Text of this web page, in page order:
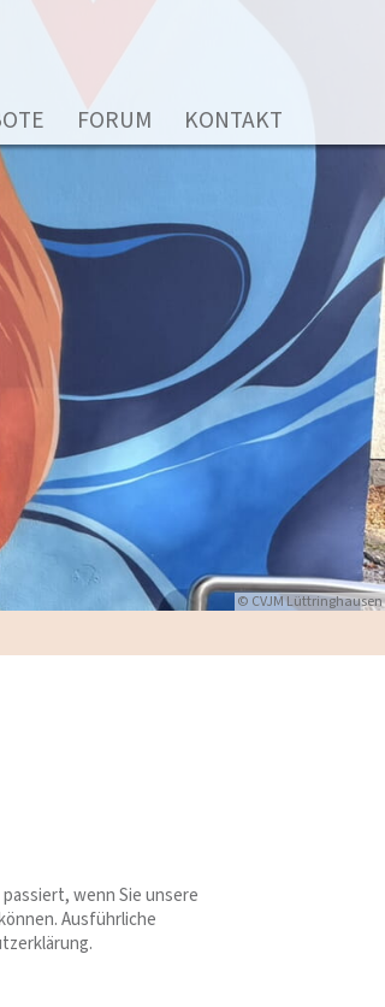
FORUM KONTAKT
© CVJM Lüttringhausen
wenn Sie unsere
Ausführliche